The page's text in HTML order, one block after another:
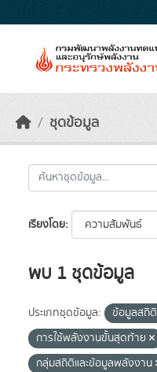
ชุดข้อมูล
เรียงโดย
พบ 1 ชุดข้อมูล
ประเภทชุดข้อมูล: ข้อมูลสถิติ
การใช้พลังงานขั้นสุดท้าย
กลุ่มสถิติและข้อมูลพลังงาน